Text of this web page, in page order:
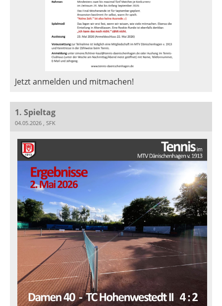
Jetzt anmelden und mitmachen!
1. Spieltag
04.05.2026 , SFK